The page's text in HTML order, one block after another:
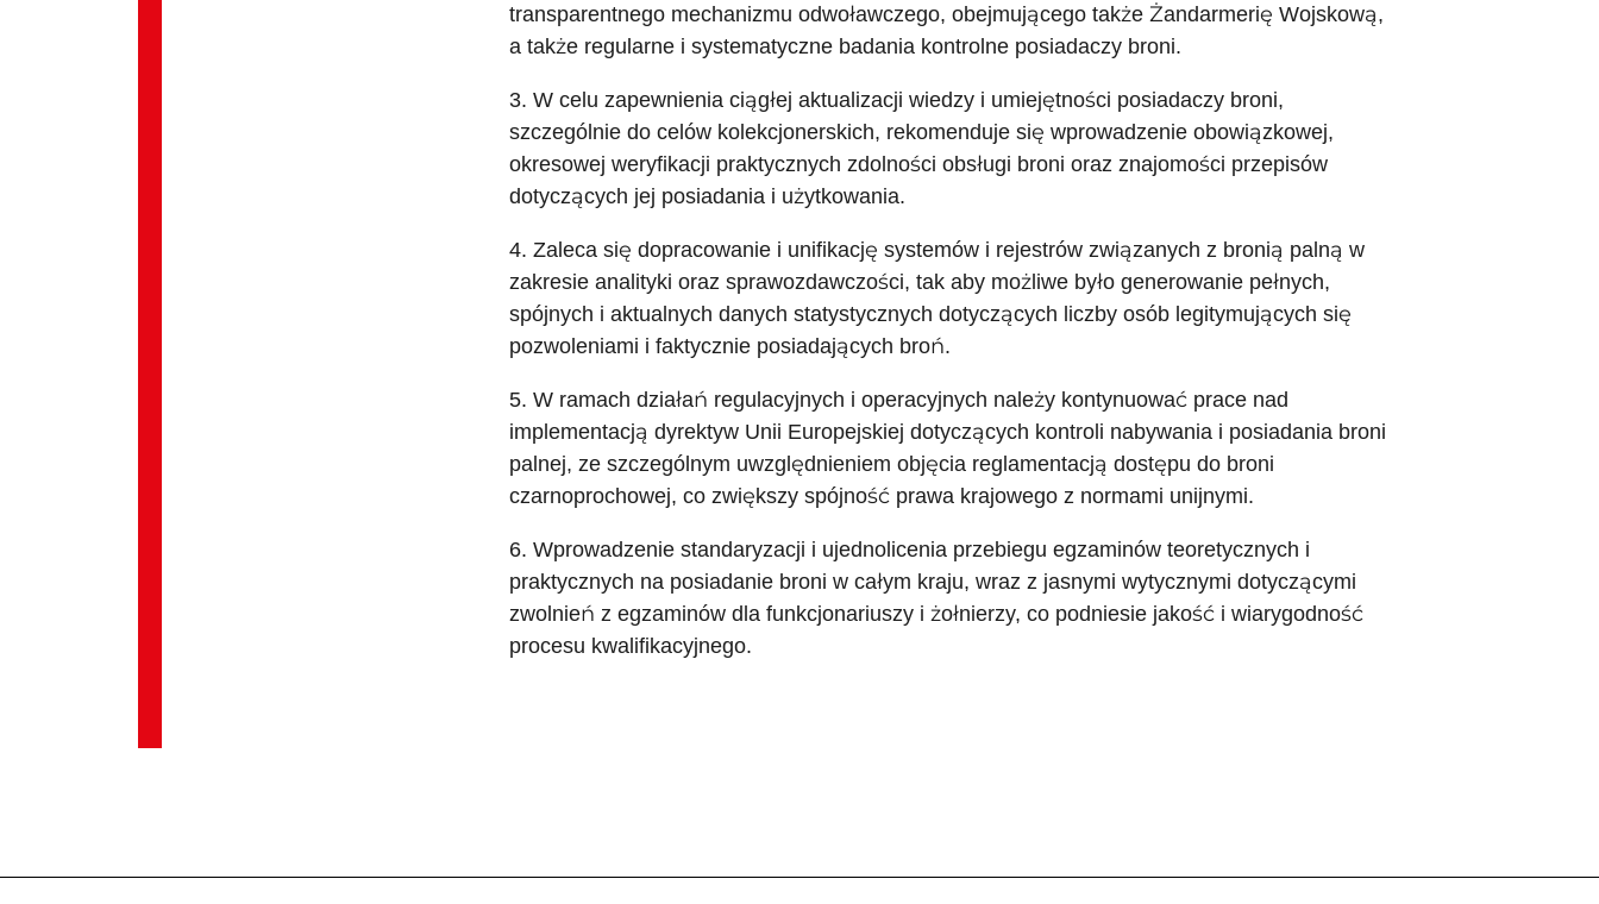
transparentnego mechanizmu odwoławczego, obejmującego także Żandarmerię Wojskową,
a także regularne i systematyczne badania kontrolne posiadaczy broni.
3. W celu zapewnienia ciągłej aktualizacji wiedzy i umiejętności posiadaczy broni,
szczególnie do celów kolekcjonerskich, rekomenduje się wprowadzenie obowiązkowej,
okresowej weryfikacji praktycznych zdolności obsługi broni oraz znajomości przepisów
dotyczących jej posiadania i użytkowania.
4. Zaleca się dopracowanie i unifikację systemów i rejestrów związanych z bronią palną w
zakresie analityki oraz sprawozdawczości, tak aby możliwe było generowanie pełnych,
spójnych i aktualnych danych statystycznych dotyczących liczby osób legitymujących się
pozwoleniami i faktycznie posiadających broń.
5. W ramach działań regulacyjnych i operacyjnych należy kontynuować prace nad
implementacją dyrektyw Unii Europejskiej dotyczących kontroli nabywania i posiadania broni
palnej, ze szczególnym uwzględnieniem objęcia reglamentacją dostępu do broni
czarnoprochowej, co zwiększy spójność prawa krajowego z normami unijnymi.
6. Wprowadzenie standaryzacji i ujednolicenia przebiegu egzaminów teoretycznych i
praktycznych na posiadanie broni w całym kraju, wraz z jasnymi wytycznymi dotyczącymi
zwolnień z egzaminów dla funkcjonariuszy i żołnierzy, co podniesie jakość i wiarygodność
procesu kwalifikacyjnego.